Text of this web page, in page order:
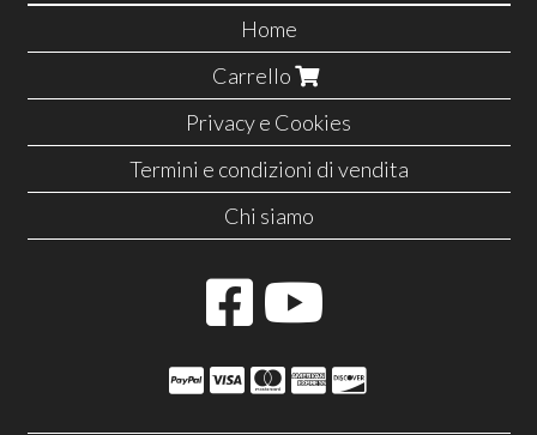
Home
Carrello
Privacy e Cookies
Termini e condizioni di vendita
Chi siamo